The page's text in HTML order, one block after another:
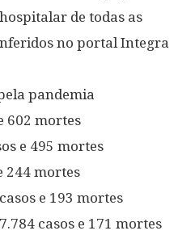
de todas as
no portal Integra
pandemia
602 mortes
e 495 mortes
244 mortes
e 193 mortes
casos e 171 mortes